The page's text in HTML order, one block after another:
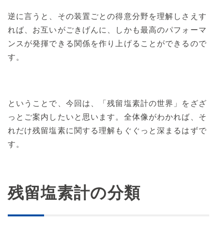
逆に言うと、その装置ごとの得意分野を理解しさえす
れば、お互いがごきげんに、しかも最高のパフォーマ
ンスが発揮できる関係を作り上げることができるので
す。
ということで、今回は、「残留塩素計の世界」をざざ
っとご案内したいと思います。全体像がわかれば、そ
れだけ残留塩素に関する理解もぐぐっと深まるはずで
す。
残留塩素計の分類